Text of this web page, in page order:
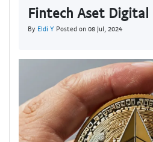
Fintech Aset Digital
By Eldi Y Posted on 08 Jul, 2024